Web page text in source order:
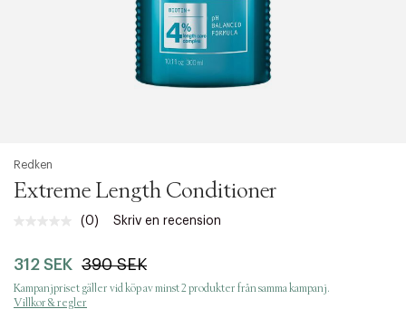
Redken
Extreme Length Conditioner
Inget
Länk
till
samma
sida.
(0) Skriv en recension
312 SEK 390 SEK
Kampanjpriset gäller vid köp av minst 2 produkter från samma kampanj.
Villkor & regler